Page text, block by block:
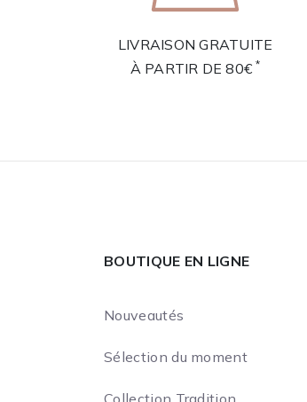
LIVRAISON GRATUITE
À PARTIR DE 80€*
BOUTIQUE EN LIGNE
Nouveautés
Sélection du moment
Collection Tradition